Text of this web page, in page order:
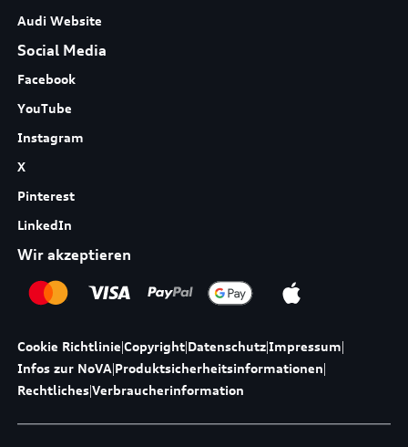
Audi Website
Social Media
Facebook
YouTube
Instagram
X
Pinterest
LinkedIn
Wir akzeptieren
Cookie Richtlinie|Copyright|Datenschutz|Impressum|
Infos zur NoVA|Produktsicherheitsinformationen|
Rechtliches|Verbraucherinformation